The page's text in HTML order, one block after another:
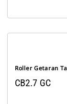
Roller Getaran
CB2.7 GC